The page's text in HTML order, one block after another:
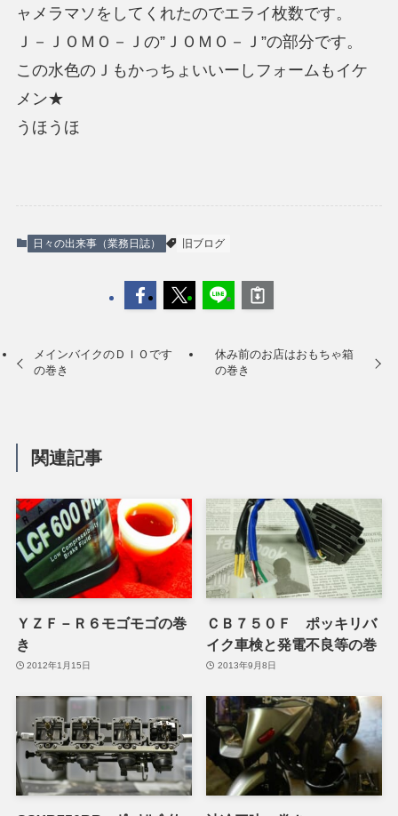
ャメラマソをしてくれたのでエライ枚数です。
Ｊ－ＪＯＭＯ－Ｊの”ＪＯＭＯ－Ｊ”の部分です。
この水色のＪもかっちょいいーしフォームもイケ
メン★
うほうほ
日々の出来事（業務日誌） 旧ブログ
メインバイクのＤＩＯです
の巻き
休み前のお店はおもちゃ箱
の巻き
関連記事
ＹＺＦ－Ｒ６モゴモゴの巻
き
2012年1月15日
ＣＢ７５０Ｆ ポッキリバ
イク車検と発電不良等の巻
2013年9月8日